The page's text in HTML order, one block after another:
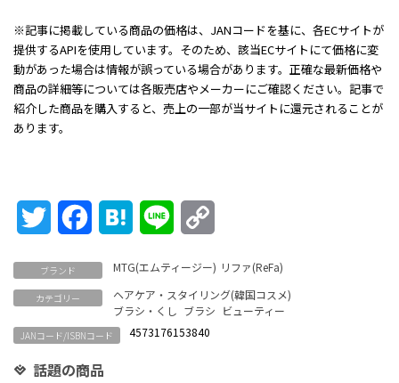
※記事に掲載している商品の価格は、JANコードを基に、各ECサイトが
提供するAPIを使用しています。そのため、該当ECサイトにて価格に変
動があった場合は情報が誤っている場合があります。正確な最新価格や
商品の詳細等については各販売店やメーカーにご確認ください。記事で
紹介した商品を購入すると、売上の一部が当サイトに還元されることが
あります。
Twitter FacebookHatena Line
ブランド MTG(エムティージー) リファ(ReFa)
カテゴリー
ヘアケア・スタイリング(韓国コスメ)
ブラシ・くし ブラシ ビューティー
JANコード/ISBNコード 4573176153840
話題の商品